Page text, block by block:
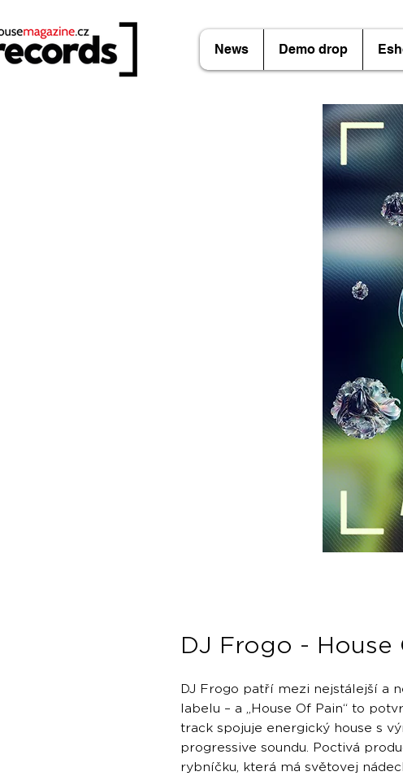
News Demo drop
DJ Frogo - House
DJ Frogo patří mezi nejstálejší a
labelu – a „House Of Pain“ to
track spojuje energický house s
progressive soundu. Poctivá
rybníčku, která má světovej